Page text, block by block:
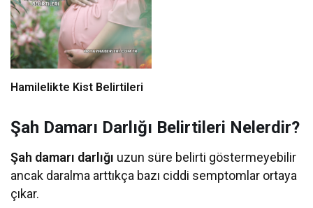
Hamilelikte Kist Belirtileri
Şah Damarı Darlığı Belirtileri Nelerdir?
Şah damarı darlığı uzun süre belirti göstermeyebilir
ancak daralma arttıkça bazı ciddi semptomlar ortaya
çıkar.